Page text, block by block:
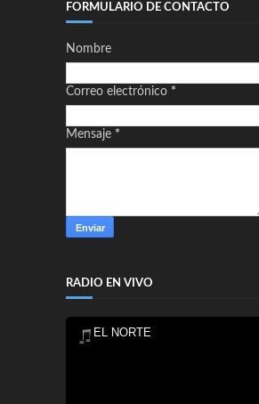
FORMULARIO DE CONTACTO
Nombre
Correo electrónico *
Mensaje *
RADIO EN VIVO